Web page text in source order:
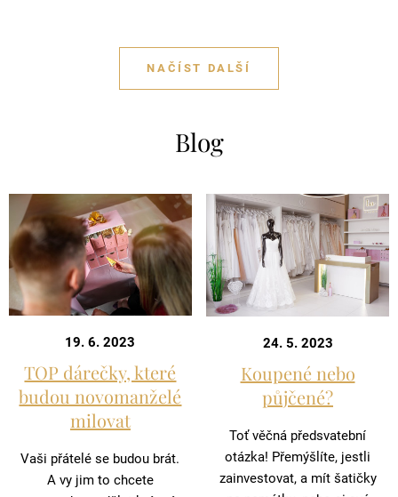
NAČÍST DALŠÍ
Blog
19. 6. 2023
TOP dárečky, které
budou novomanželé
milovat
Vaši přátelé se budou brát.
A vy jim to chcete
24. 5. 2023
Koupené nebo
půjčené?
Toť věčná předsvatební
otázka! Přemýšlíte, jestli
zainvestovat, a mít šatičky